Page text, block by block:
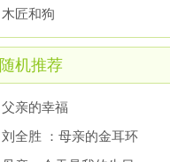
木匠和狗
随机推荐
父亲的幸福
​刘全胜 ：母亲的金耳环